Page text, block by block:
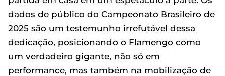
dados de público do Campeonato Brasileiro de
2025 são um testemunho irrefutável dessa
dedicação, posicionando o Flamengo como
um verdadeiro gigante, não só em
performance, mas também na mobilização de